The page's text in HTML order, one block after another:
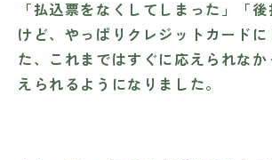
「払込票をなくしてしまった」「
けど、やっぱりクレジットカードに
た、これまではすぐに応えられな
えられるようになりました。